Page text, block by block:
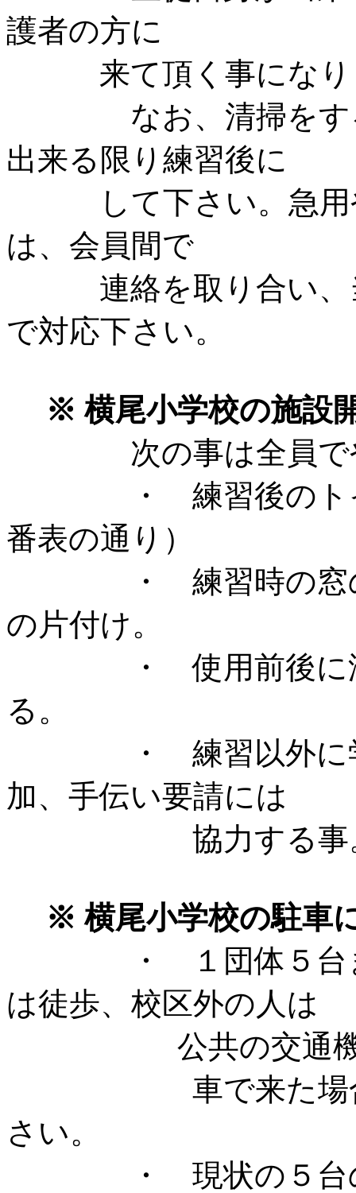
護者の方に
来て頂く事になり
なお、清掃をする
出来る限り練習後に
して下さい。急用や
は、会員間で
連絡を取り合い、当
で対応下さい。
※ 横尾小学校の施設
次の事は全員
・ 練習後のトイレ
番表の通り）
・ 練習時の窓の開
の片付け。
・ 使用前後に汚
る。
・ 練習以外に学校
加、手伝い要請には
協力する事
※ 横尾小学校の駐車
・ １団体５台
は徒歩、校区外の人は
公共の交通機関
車で来た場合は
さい。
・ 現状の５台の配